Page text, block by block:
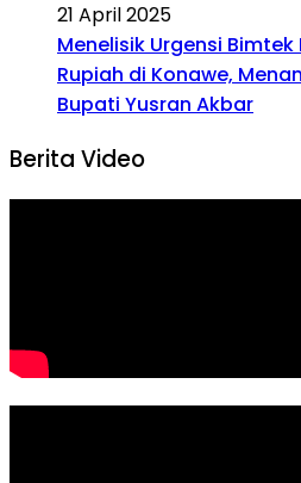
21 April 2025
Menelisik Urgensi
Rupiah di Konawe,
Bupati Yusran Akbar
Berita Video